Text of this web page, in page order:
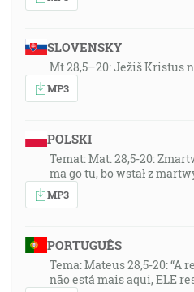
SLOVENSKY
Mt 28,5–20: Ježiš Kristus
MP3
POLSKI
Temat: Mat. 28,5-20:
ma go tu, bo wstał z
MP3
PORTUGUÊS
Tema: Mateus 28,5-20: “A
não está mais aqui, ELE